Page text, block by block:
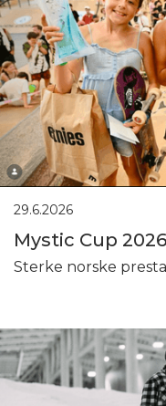
29.6.2026
Mystic Cup 2026
Sterke norske